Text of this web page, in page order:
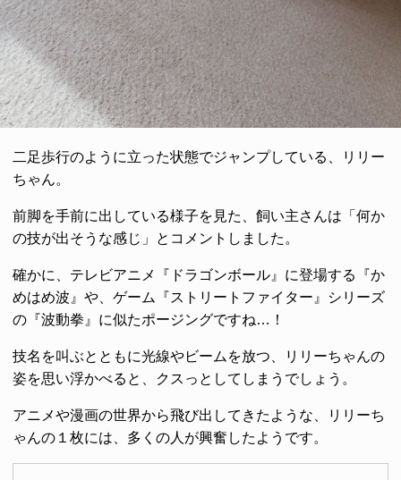
二足歩行のように立った状態でジャンプしている、リリー
ちゃん。
前脚を手前に出している様子を見た、飼い主さんは「何か
の技が出そうな感じ」とコメントしました。
確かに、テレビアニメ『ドラゴンボール』に登場する『か
めはめ波』や、ゲーム『ストリートファイター』シリーズ
の『波動拳』に似たポージングですね…！
技名を叫ぶとともに光線やビームを放つ、リリーちゃんの
姿を思い浮かべると、クスっとしてしまうでしょう。
アニメや漫画の世界から飛び出してきたような、リリーち
ゃんの１枚には、多くの人が興奮したようです。